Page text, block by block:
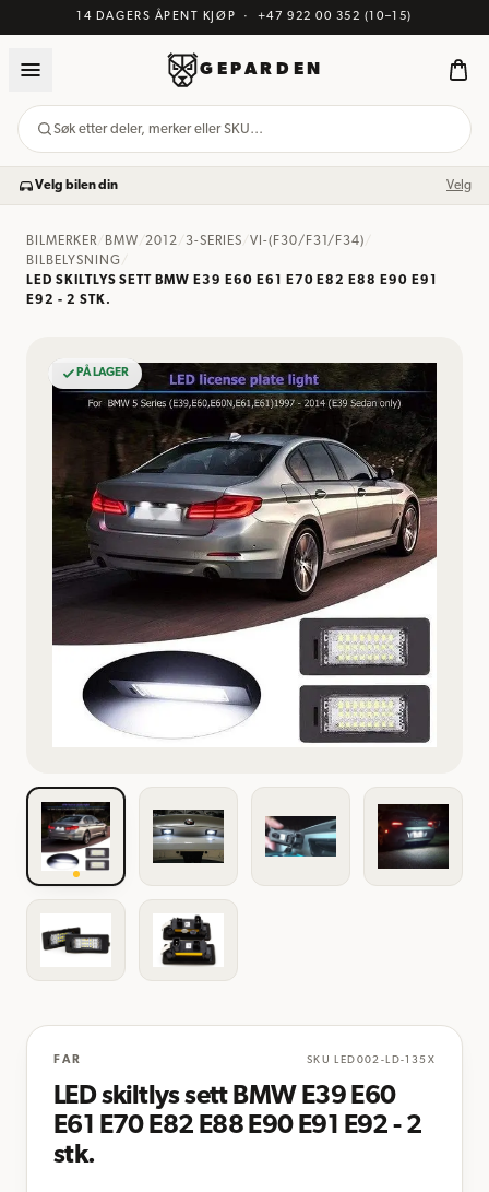
14 DAGERS ÅPENT KJØP · +47 922 00 352 (10–15)
GEPARDEN
Søk etter deler, merker eller SKU…
Velg bilen din Velg
BILMERKER/ BMW /2012 /3-SERIES VI-(F30/F31/F34)
BILBELYSNING
LED SKILTLYS SETT BMW E39 E60 E61 E70 E82 E88 E90 E91
E92 - 2 STK.
PÅ LAGER
FAR SKU LED002-LD-135X
LED skiltlys sett BMW E39 E60
E61 E70 E82 E88 E90 E91 E92 - 2
stk.